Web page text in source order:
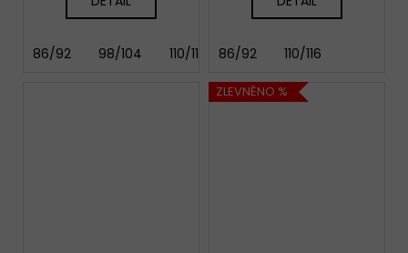
86/92 98/104 110/116 122/128
86/92 110/116
ZLEVNĚNO %